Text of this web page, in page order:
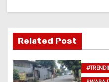
s
i
p
o
Related Post